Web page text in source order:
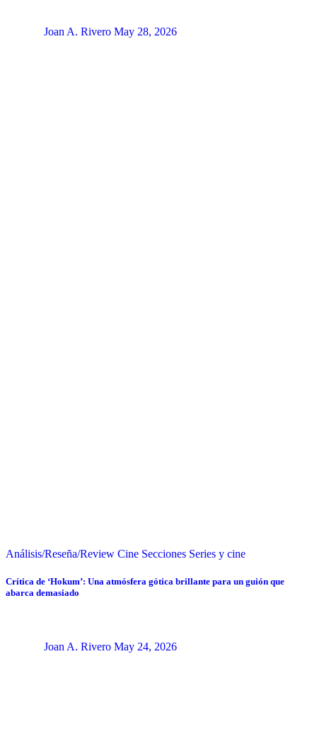
Joan A. Rivero May 28, 2026
Análisis/Reseña/Review Cine Secciones Series y cine
Crítica de ‘Hokum’: Una atmósfera gótica brillante para un guión que
abarca demasiado
Joan A. Rivero May 24, 2026